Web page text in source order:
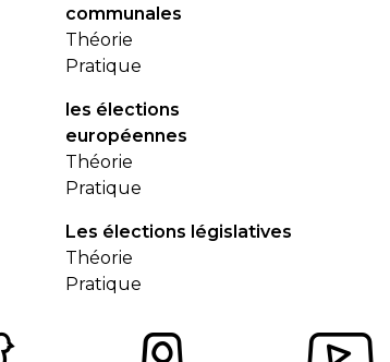
communales
Théorie
Pratique
les élections
européennes
Théorie
Pratique
Les élections législatives
Théorie
Pratique